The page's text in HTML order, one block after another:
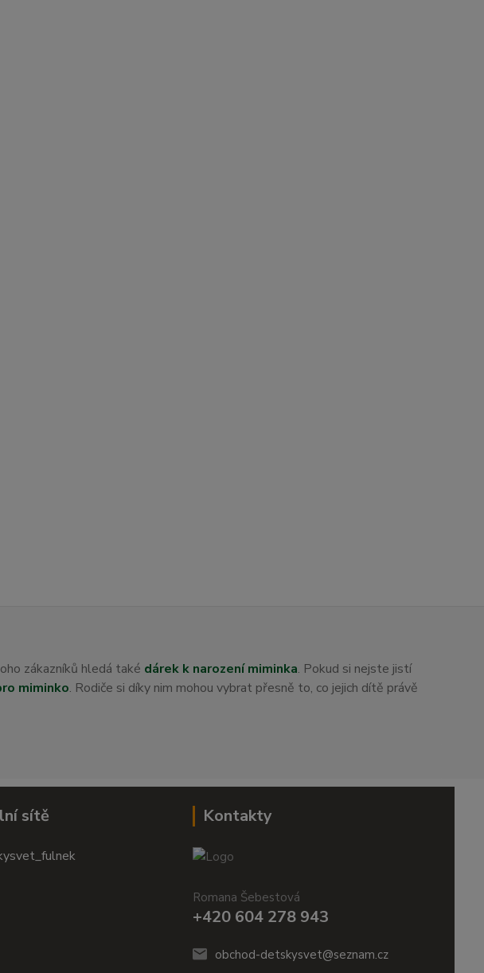
zákazníků hledá také dárek k narození miminka. Pokud si nejste jistí
miminko. Rodiče si díky nim mohou vybrat přesně to, co jejich dítě právě
sítě Kontakty
Romana Šebestová
+420 604 278 943
obchod-detskysvet@seznam.cz